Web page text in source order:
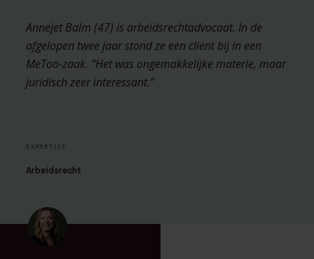
Annejet Balm (47) is arbeidsrechtadvocaat. In de
afgelopen twee jaar stond ze een cliënt bij in een
MeToo-zaak. “Het was ongemakkelijke materie, maar
juridisch zeer interessant.”
EXPERTISE
Arbeidsrecht